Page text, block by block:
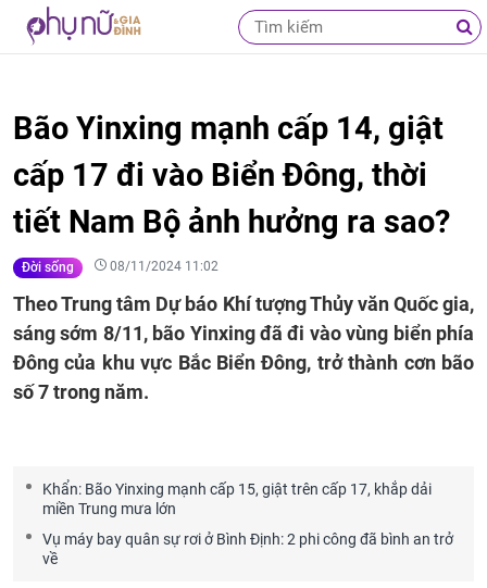
Bão Yinxing mạnh cấp 14, giật
cấp 17 đi vào Biển Đông, thời
tiết Nam Bộ ảnh hưởng ra sao?
Đời sống 08/11/2024 11:02
Theo Trung tâm Dự báo Khí tượng Thủy văn Quốc gia,
sáng sớm 8/11, bão Yinxing đã đi vào vùng biển phía
Đông của khu vực Bắc Biển Đông, trở thành cơn bão
số 7 trong năm.
Khẩn: Bão Yinxing mạnh cấp 15, giật trên cấp 17, khắp dải
miền Trung mưa lớn
Vụ máy bay quân sự rơi ở Bình Định: 2 phi công đã bình an trở
về